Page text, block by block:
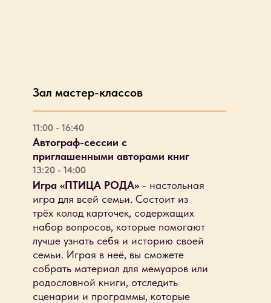
Зал мастер-классов
11:00 - 16:40
Автограф-сессии с
приглашенными авторами книг
13:20 - 14:00
Игра «ПТИЦА РОДА» - настольная
игра для всей семьи. Состоит из
трёх колод карточек, содержащих
набор вопросов, которые помогают
лучше узнать себя и историю своей
семьи. Играя в неё, вы сможете
собрать материал для мемуаров или
родословной книги, отследить
сценарии и программы, которые